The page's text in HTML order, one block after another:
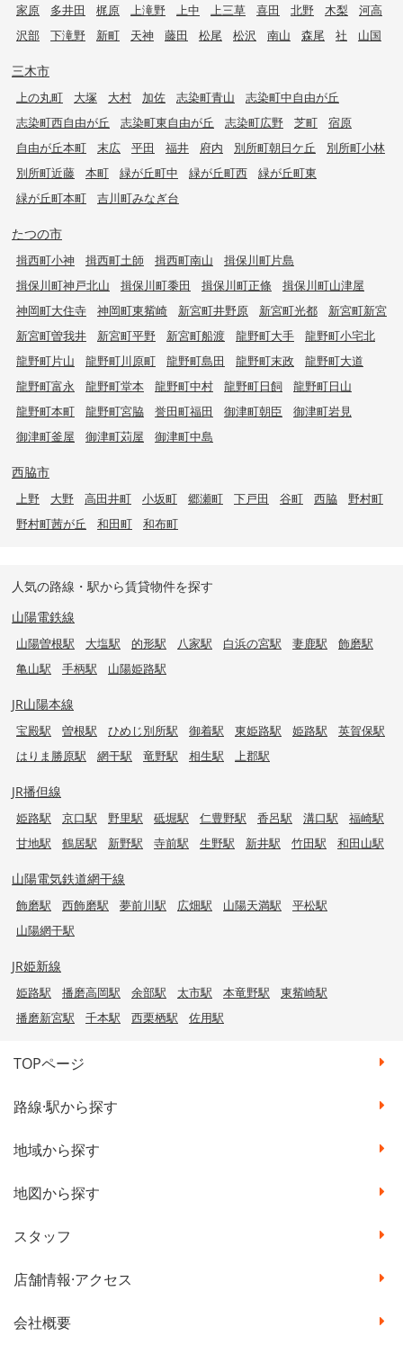
家原 多井田 梶原 上滝野 上中 上三草 喜田 北野 木梨
河高
沢部
下滝野 新町 天神 藤田 松尾 松沢 南山 森尾 社 山国
三木市
上の丸町 大塚 大村 加佐 志染町青山
志染町中自由が丘
志染町西自由が丘
志染町東自由が丘 志染町広野 芝町
宿原
自由が丘本町
末広 平田 福井 府内 別所町朝日ケ丘
別所町小林
別所町近藤
本町 緑が丘町中 緑が丘町西
緑が丘町東
緑が丘町本町
吉川町みなぎ台
たつの市
揖西町小神 揖西町土師 揖西町南山
揖保川町片島
揖保川町神戸北山
揖保川町黍田 揖保川町正條
揖保川町山津屋
神岡町大住寺
神岡町東觜崎 新宮町井野原 新宮町光都
新宮町新宮
新宮町曽我井
新宮町平野 新宮町船渡 龍野町大手
龍野町小宅北
龍野町片山
龍野町川原町 龍野町島田 龍野町末政
龍野町大道
龍野町富永
龍野町堂本 龍野町中村 龍野町日飼
龍野町日山
龍野町本町
龍野町宮脇 誉田町福田 御津町朝臣
御津町岩見
御津町釜屋
御津町苅屋 御津町中島
西脇市
上野 大野 高田井町 小坂町 郷瀬町 下戸田 谷町 西脇
野村町
野村町茜が丘
和田町 和布町
人気の路線・駅から賃貸物件を探す
山陽電鉄線
山陽曽根駅 大塩駅 的形駅 八家駅 白浜の宮駅 妻鹿駅
飾磨駅
亀山駅
手柄駅 山陽姫路駅
JR山陽本線
宝殿駅 曽根駅 ひめじ別所駅 御着駅 東姫路駅 姫路駅
英賀保駅
はりま勝原駅
網干駅 竜野駅 相生駅 上郡駅
JR播但線
姫路駅 京口駅 野里駅 砥堀駅 仁豊野駅 香呂駅 溝口駅
福崎駅
甘地駅
鶴居駅 新野駅 寺前駅 生野駅 新井駅 竹田駅 和田山駅
山陽電気鉄道網干線
飾磨駅 西飾磨駅 夢前川駅 広畑駅 山陽天満駅
平松駅
山陽網干駅
JR姫新線
姫路駅 播磨高岡駅 余部駅 太市駅 本竜野駅
東觜崎駅
播磨新宮駅
千本駅 西栗栖駅 佐用駅
TOPページ
路線·駅から探す
地域から探す
地図から探す
スタッフ
店舗情報·アクセス
会社概要